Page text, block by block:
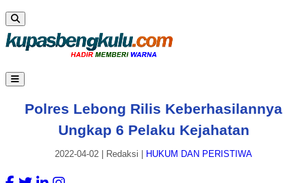
Polres Lebong Rilis Keberhasilannya
Ungkap 6 Pelaku Kejahatan
2022-04-02 Redaksi HUKUM DAN PERISTIWA